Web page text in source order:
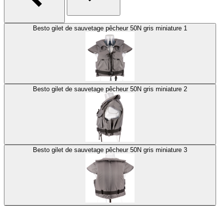
Besto gilet de sauvetage pêcheur 50N gris miniature 1
Besto gilet de sauvetage pêcheur 50N gris miniature 2
Besto gilet de sauvetage pêcheur 50N gris miniature 3